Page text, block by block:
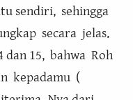
sendiri, sehingga
secara jelas.
15, bahwa Roh
kepadamu (